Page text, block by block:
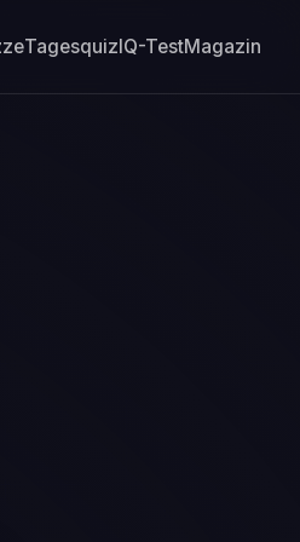
TagesquizIQ-TestMagazin